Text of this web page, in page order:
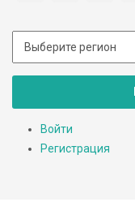
Войти
Регистрация